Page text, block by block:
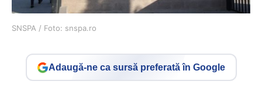
SNSPA / Foto: snspa.ro
Adaugă-ne ca sursă preferată în Google